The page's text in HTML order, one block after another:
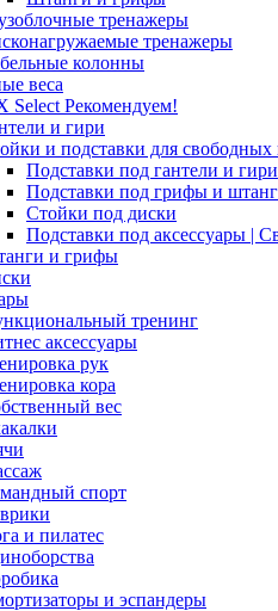
тренажеры
тренажеры
колонны
веса
Select Рекомендуем!
и гири
и подставки для свободных
Подставки под гантели и гири
Подставки под грифы и
Стойки под диски
Подставки под аксессуары |
и грифы
тренинг
аксессуары
рук
кора
вес
спорт
и пилатес
и эспандеры